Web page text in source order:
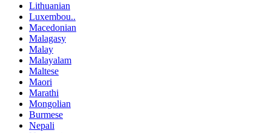
Lithuanian
Luxembou..
Macedonian
Malagasy
Malay
Malayalam
Maltese
Maori
Marathi
Mongolian
Burmese
Nepali